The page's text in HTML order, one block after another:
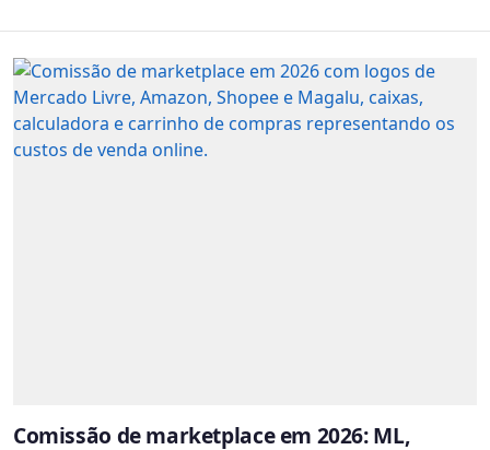
Comissão de marketplace em 2026: ML,